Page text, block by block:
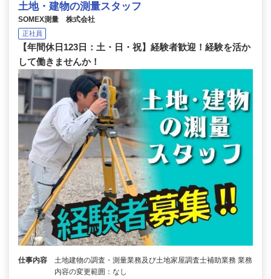
土地・建物の測量スタッフ
SOMEX測量 株式会社
正社員
【年間休日123日：土・日・祝】経験者歓迎！経験を活か
して働きませんか！
仕事内容
土地建物の調査・測量業務及び土地家屋調査士補助業務 業務
内容の変更範囲：なし